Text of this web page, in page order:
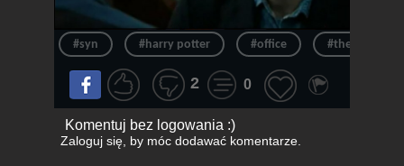
#syn #harry potter #office #the office
2 0
Komentuj bez logowania :)
Zaloguj się, by móc dodawać komentarze.